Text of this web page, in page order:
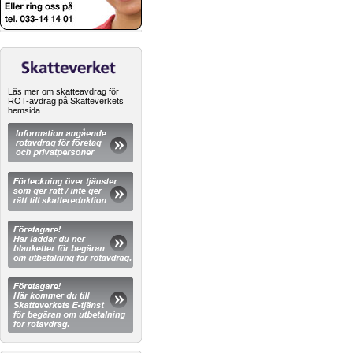
Läs mer om skatteavdrag för
ROT-avdrag på Skatteverkets
hemsida.